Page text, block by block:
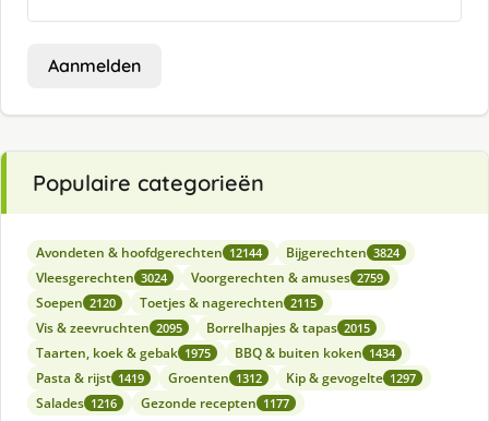
Aanmelden
Populaire categorieën
Avondeten & hoofdgerechten 12144 Bijgerechten 3824
Vleesgerechten 3024 Voorgerechten & amuses 2759
Soepen 2120 Toetjes & nagerechten 2115
Vis & zeevruchten 2095 Borrelhapjes & tapas 2015
Taarten, koek & gebak 1975 BBQ & buiten koken 1434
Pasta & rijst 1419 Groenten 1312 Kip & gevogelte 1297
Salades 1216 Gezonde recepten 1177